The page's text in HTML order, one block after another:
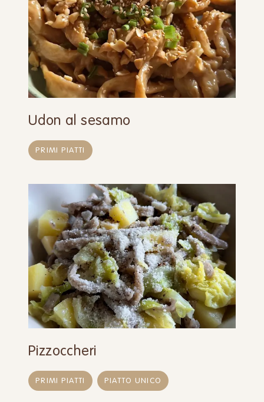
Udon al sesamo
PRIMI PIATTI
Pizzoccheri
PRIMI PIATTI PIATTO UNICO